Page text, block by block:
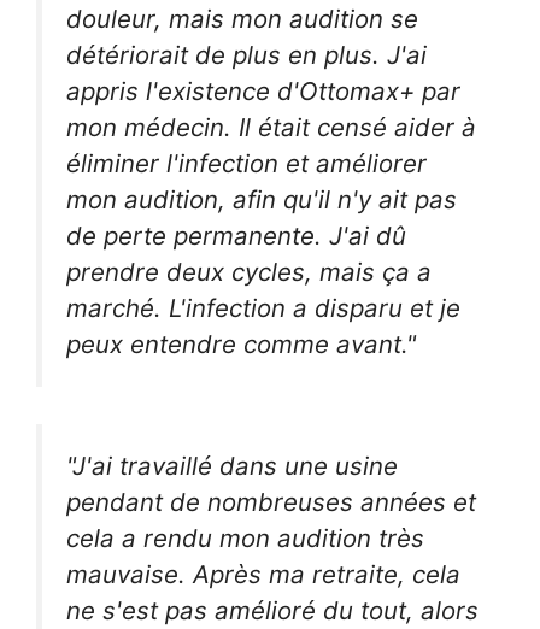
douleur, mais mon audition se
détériorait de plus en plus. J'ai
appris l'existence d'Ottomax+ par
mon médecin. Il était censé aider à
éliminer l'infection et améliorer
mon audition, afin qu'il n'y ait pas
de perte permanente. J'ai dû
prendre deux cycles, mais ça a
marché. L'infection a disparu et je
peux entendre comme avant."
"J'ai travaillé dans une usine
pendant de nombreuses années et
cela a rendu mon audition très
mauvaise. Après ma retraite, cela
ne s'est pas amélioré du tout, alors